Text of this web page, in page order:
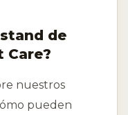
de
Care?
nuestros
pueden